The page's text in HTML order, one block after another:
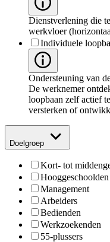
Dienstverlening die
werkvloer
Individuele
Ondersteuning van
De werknemer
loopbaan zelf actief
versterken of
Doelgroep
Kort- tot
Hooggeschoolden
Management
Arbeiders
Bedienden
Werkzoekenden
55-plussers